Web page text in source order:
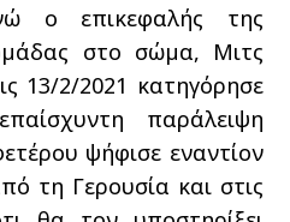
ο επικεφαλής της
στο σώμα, Μιτς
13/2/2021 κατηγόρησε
παράλειψη
ψήφισε εναντίον
τη Γερουσία και στις